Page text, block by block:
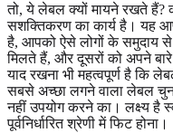
तो, ये लेबल क्यों मायने रखते हैं?
सशक्तिकरण का कार्य है। यह
है, आपको ऐसे लोगों के समुदाय
मिलते हैं, और दूसरों को अपने
याद रखना भी महत्वपूर्ण है कि
सबसे अच्छा लगने वाला लेबल
नहीं उपयोग करने का। लक्ष्य है
पूर्वनिर्धारित श्रेणी में फिट होना।